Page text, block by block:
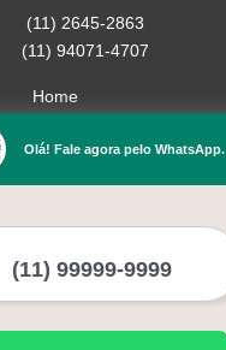
(11) 2645-2863
(11) 94071-4707
Home
Missão
Mapa do site
Mais Serviços
Olá! Fale agora pelo WhatsApp.